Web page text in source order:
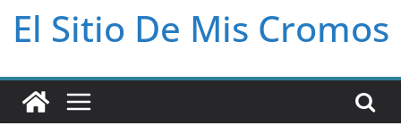
El Sitio De Mis Cromos